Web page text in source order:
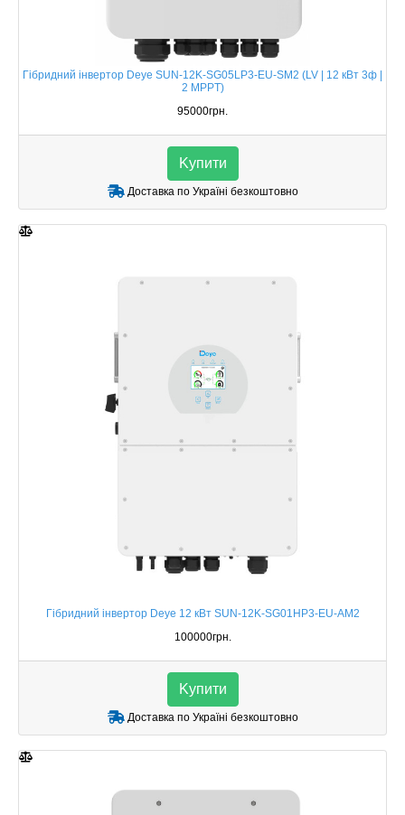
Гібридний інвертор Deye SUN-12K-SG05LP3-EU-SM2 (LV | 12 кВт 3ф |
2 MPPT)
95000грн.
Kупити
Доставка по Україні безкоштовно
Гібридний інвертор Deye 12 кВт SUN-12K-SG01HP3-EU-AM2
100000грн.
Kупити
Доставка по Україні безкоштовно